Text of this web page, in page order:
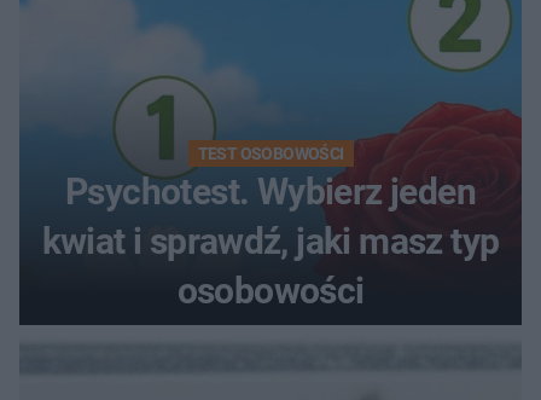
TEST OSOBOWOŚCI
Psychotest. Wybierz jeden
kwiat i sprawdź, jaki masz typ
osobowości